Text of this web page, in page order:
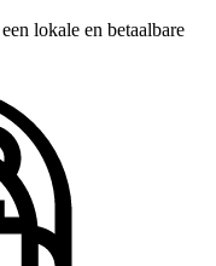
lokale en betaalbare